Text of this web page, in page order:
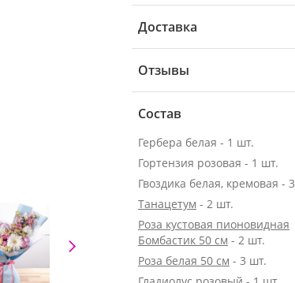
Доставка
Отзывы
Состав
Гербера белая - 1 шт.
Гортензия розовая - 1 шт.
Гвоздика белая, кремовая -
Танацетум - 2 шт.
Роза кустовая пионовидная
Бомбастик 50 см - 2 шт.
Роза белая 50 см - 3 шт.